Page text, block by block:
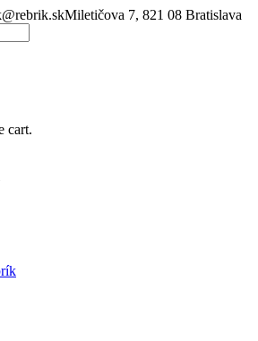
Miletičova 7, 821 08 Bratislava
cart.